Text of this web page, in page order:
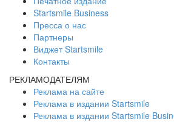
Startsmile Business
Пресса о нас
Партнеры
Виджет Startsmile
Контакты
РЕКЛАМОДАТЕЛЯМ
Реклама на сайте
Реклама в издании Startsmile
Реклама в издании Startsmile